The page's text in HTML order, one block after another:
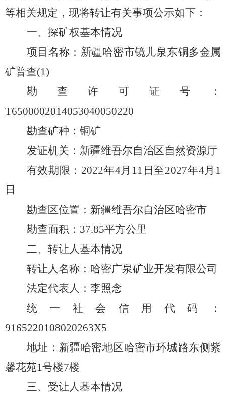
等相关规定，现将转让有关事项公示如下：
一、探矿权基本情况
项目名称：新疆哈密市镜儿泉东铜多金属
矿普查(1)
勘查许可证号：
T6500002014053040050220
勘查矿种： 铜矿
发证机关：新疆维吾尔自治区自然资源厅
有效期限： 2022年4月 11 日至2027年4月 1
日
勘查区位置：新疆维吾尔自治区哈密市
勘查面积 ： 37.85平方公里
二、转让人基本情况
转让人名称：哈密广泉矿业开发有限公司
法定代表人： 李照念
统一社会信用代码：
9165220108020263X5
地址 ： 新疆哈密地区哈密市环城路东侧紫
馨花苑1号楼7楼
三、受让人基本情况